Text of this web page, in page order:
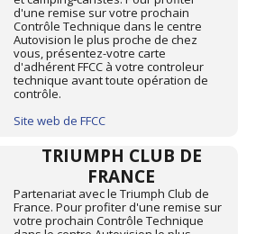
d'une remise sur votre prochain
Contrôle Technique dans le centre
Autovision le plus proche de chez
vous, présentez-votre carte
d'adhérent FFCC à votre controleur
technique avant toute opération de
contrôle.
Site web de FFCC
TRIUMPH CLUB DE
FRANCE
Partenariat avec le Triumph Club de
France. Pour profiter d'une remise sur
votre prochain Contrôle Technique